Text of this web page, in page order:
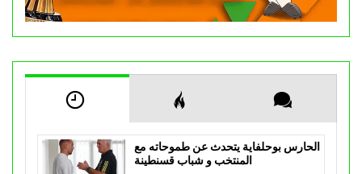
الحارس بوحلفاية يتحدث عن طموحاته مع
المنتخب و شباب قسنطينة